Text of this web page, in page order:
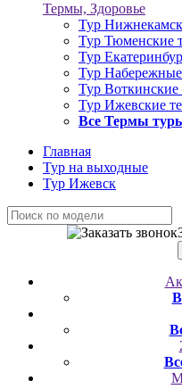
Термы, Здоровье
Тур
Тур Тюменские
Тур
Тур
Тур
Тур Ижевские
Все Термы
Главная
Тур на выходные
Тур Ижевск